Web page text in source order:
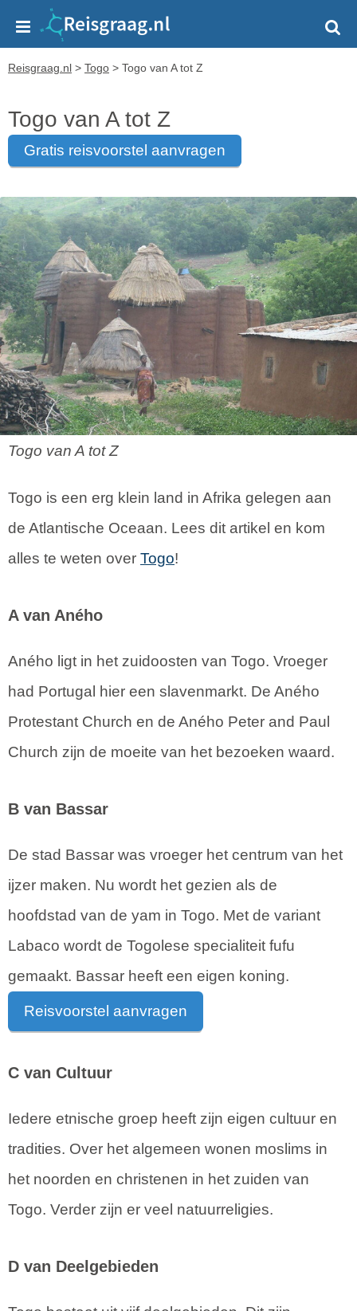
Reisgraag.nl > Togo > Togo van A tot Z
Togo van A tot Z
gratis reisvoorstel aanvragen
Togo van A tot Z
Togo is een erg klein land in Afrika gelegen aan
de Atlantische Oceaan. Lees dit artikel en kom
alles te weten over Togo!
A van Aného
Aného ligt in het zuidoosten van Togo. Vroeger
had Portugal hier een slavenmarkt. De Aného
Protestant Church en de Aného Peter and Paul
Church zijn de moeite van het bezoeken waard.
B van Bassar
De stad Bassar was vroeger het centrum van het
ijzer maken. Nu wordt het gezien als de
hoofdstad van de yam in Togo. Met de variant
Labaco wordt de Togolese specialiteit fufu
gemaakt. Bassar heeft een eigen koning.
Reisvoorstel aanvragen
C van Cultuur
Iedere etnische groep heeft zijn eigen cultuur en
tradities. Over het algemeen wonen moslims in
het noorden en christenen in het zuiden van
Togo. Verder zijn er veel natuurreligies.
D van Deelgebieden